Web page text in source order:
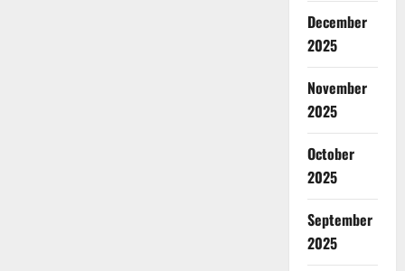
December
2025
November
2025
October
2025
September
2025